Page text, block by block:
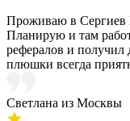
Проживаю в Сергиев
Планирую и там
рефералов и получил
плюшки всегда
Светлана из Москвы